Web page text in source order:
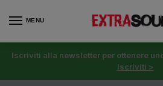
MENU
Iscriviti alla newsletter per ottenere
Iscriviti >